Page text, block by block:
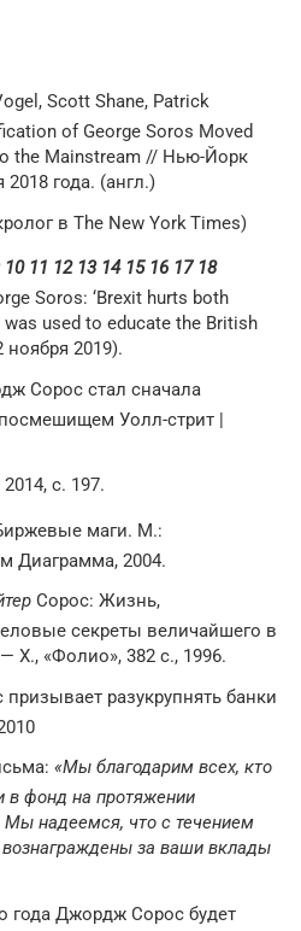
Scott Shane, Patrick
of George Soros Moved
the Mainstream // Нью-Йорк
2018 года. (англ.)
в The New York Times)
10 11 12 13 14 15 16 17 18
Soros: ‘Brexit hurts both
used to educate the British
ноября 2019).
Сорос стал сначала
Уолл-стрит |
с. 197.
маги. М.:
Диаграмма, 2004.
Сорос: Жизнь,
секреты величайшего в
Х., «Фолио», 382 с., 1996.
разукрупнять банки
«Мы благодарим всех, кто
в фонд на протяжении
Мы надеемся, что с течением
за ваши вклады
года Джордж Сорос будет